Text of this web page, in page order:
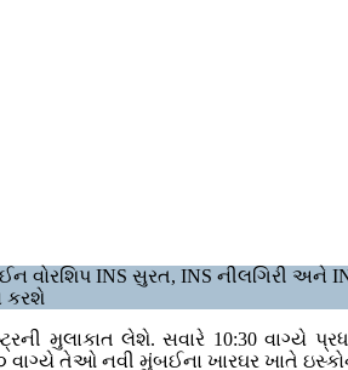
વોરશિપ INS સુરત, INS નીલગિરી અને
કરશે
મુલાકાત લેશે. સવારે 10:30 વાગ્યે
વાગ્યે તેઓ નવી મુંબઈના ખારઘર ખાતે